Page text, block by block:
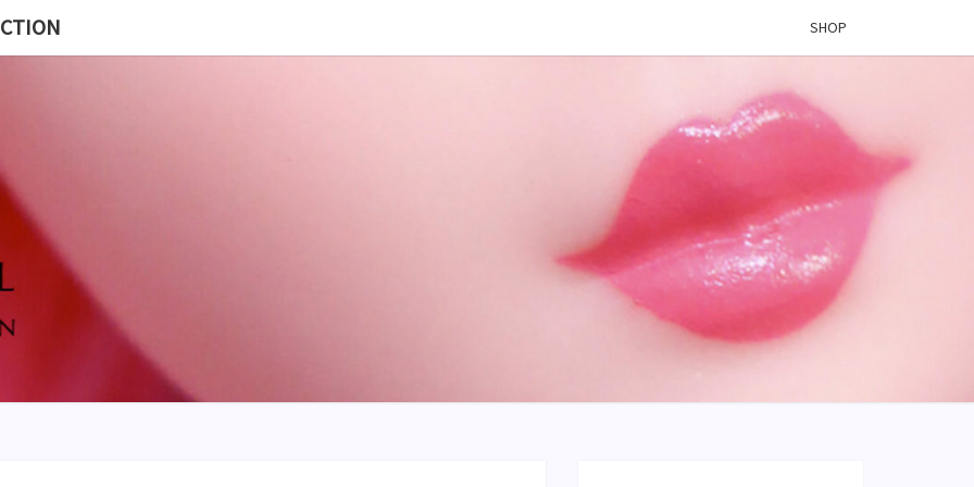
SHOP
MISS VINYL
BLOG –
POUPÉES DE